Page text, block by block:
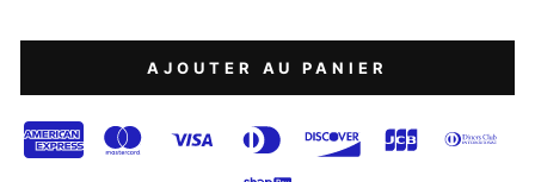
AJOUTER AU PANIER